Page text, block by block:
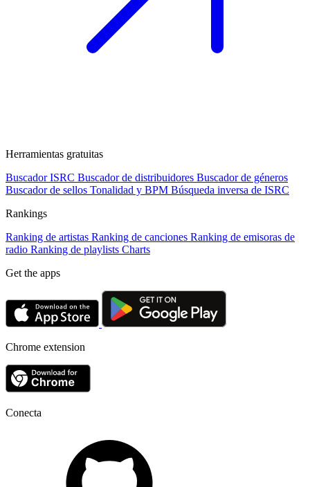
Herramientas gratuitas
Buscador ISRC Buscador de distribuidores Buscador de géneros
Buscador de sellos Tonalidad y BPM Búsqueda inversa de ISRC
Rankings
Ranking de artistas Ranking de canciones Ranking de emisoras de
radio Ranking de playlists Charts
Get the apps
Chrome extension
Conecta